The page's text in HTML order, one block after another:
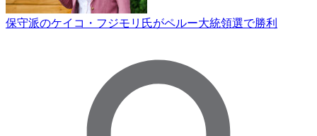
保守派のケイコ・フジモリ氏がペルー大統領選で勝利